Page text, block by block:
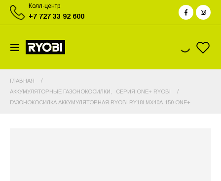
Колл-центр
+7 727 33 92 600
ГЛАВНАЯ
АККУМУЛЯТОРНЫЕ ГАЗОНОКОСИЛКИ
СЕРИЯ ONE+ RYOBI
ГАЗОНОКОСИЛКА АККУМУЛЯТОРНАЯ RYOBI RY18LMX40A-150 ONE+